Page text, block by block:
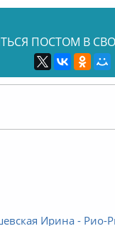
ПОСТОМ В
Ирина - Рио-